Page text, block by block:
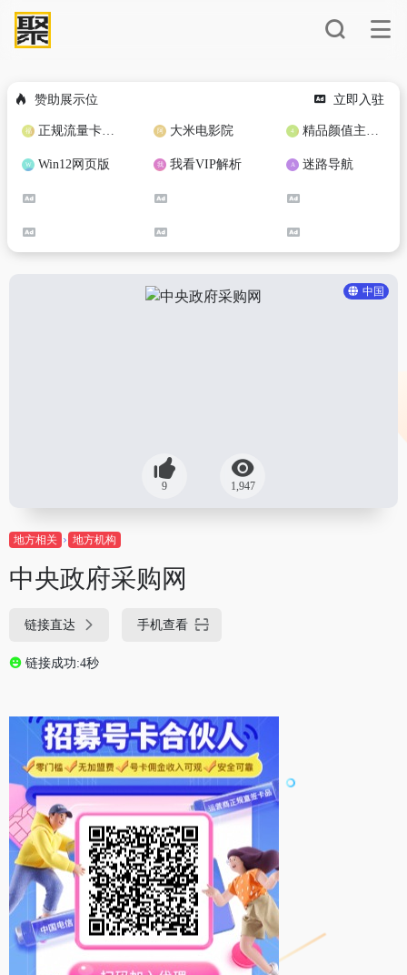
赞助展示位 立即入驻
正规流量卡免费加盟合作 大米电影院 精品颜值主播定制
Win12网页版 我看VIP解析 迷路导航
中国
9 1,947
地方相关 地方机构
中央政府采购网
链接直达 手机查看
链接成功:4秒